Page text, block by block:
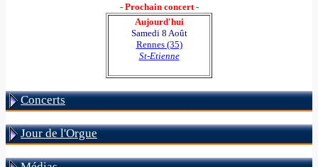
- Prochain concert -
Aujourd'hui
Samedi 8 Août
Rennes (35)
St-Etienne
Concerts
Jour de l'Orgue